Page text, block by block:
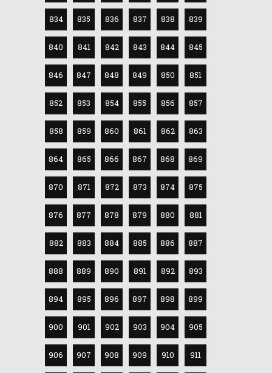
834 835 836 837 838 839
840 841 842 843 844 845
846 847 848 849 850 851
852 853 854 855 856 857
858 859 860 861 862 863
864 865 866 867 868 869
870 871 872 873 874 875
876 877 878 879 880 881
882 883 884 885 886 887
888 889 890 891 892 893
894 895 896 897 898 899
900 901 902 903 904 905
906 907 908 909 910 911